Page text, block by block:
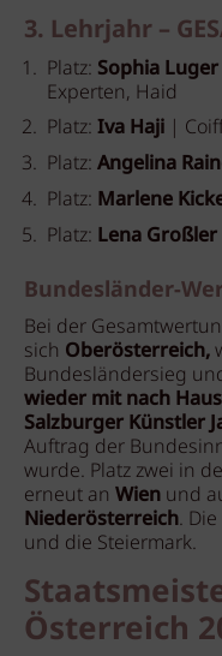
3. Lehrjahr –
Platz: Sophia
Experten, Haid
Platz: Iva Haji |
Platz: Angelina
Platz: Marlene
Platz: Lena Großler
Bundesländer-
Bei der
sich Oberösterreich,
Bundesländersieg
wieder mit nach
Salzburger Künstler
Auftrag der
wurde. Platz zwei in
erneut an Wien und
Niederösterreich.
und die Steiermark.
Österreich